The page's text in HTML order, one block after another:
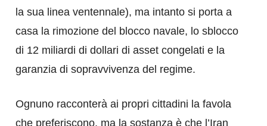
la sua linea ventennale), ma intanto si porta a
casa la rimozione del blocco navale, lo sblocco
di 12 miliardi di dollari di asset congelati e la
garanzia di sopravvivenza del regime.
​Ognuno racconterà ai propri cittadini la favola
che preferiscono, ma la sostanza è che l’Iran